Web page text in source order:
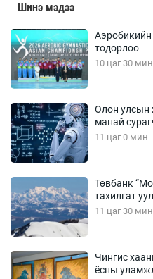
Шинэ мэдээ
Аэробикийн
тодорлоо
10 цаг 30 мин
Олон улсын
манай
11 цаг 0 мин
Төвбанк
тахилгат
11 цаг 30 мин
Чингис
ёсны